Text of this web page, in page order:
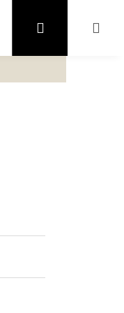
Přihlášení